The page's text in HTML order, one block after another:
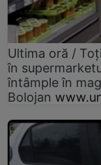
Ultima oră /
în
întâmple în
Bolojan